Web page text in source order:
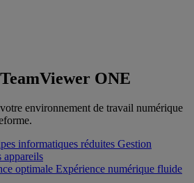
ONE
environnement de travail numérique
informatiques réduites Gestion
appareils
optimale Expérience numérique fluide